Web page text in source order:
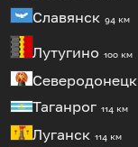
Славянск 94 км
Лутугино 100 км
Северодонецк
Таганрог 114 км
Луганск 114 км